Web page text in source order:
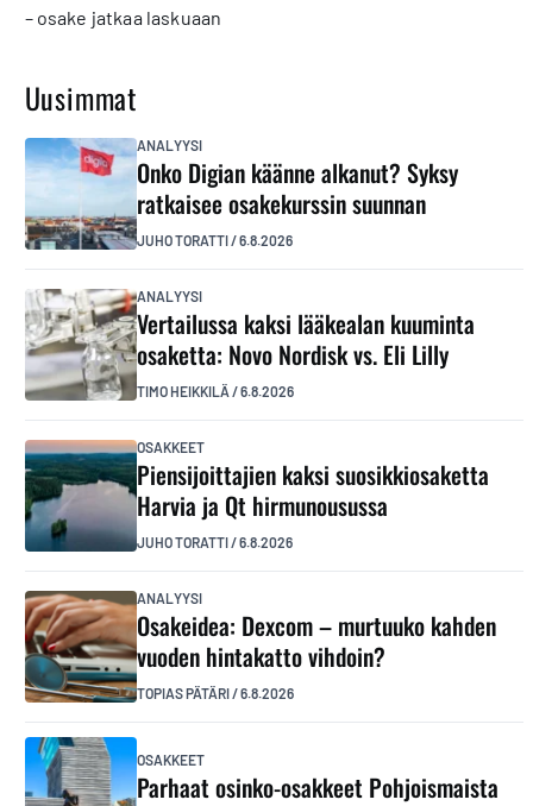
– osake jatkaa laskuaan
Uusimmat
ANALYYSI
Onko Digian käänne alkanut? Syksy
ratkaisee osakekurssin suunnan
JUHO TORATTI/6.8.2026
ANALYYSI
Vertailussa kaksi lääkealan kuuminta
osaketta: Novo Nordisk vs. Eli Lilly
TIMO HEIKKILÄ /6.8.2026
OSAKKEET
Piensijoittajien kaksi suosikkiosaketta
Harvia ja Qt hirmunousussa
JUHO TORATTI/6.8.2026
ANALYYSI
Osakeidea: Dexcom – murtuuko kahden
vuoden hintakatto vihdoin?
TOPIAS PÄTÄRI/6.8.2026
OSAKKEET
Parhaat osinko-osakkeet Pohjoismaista